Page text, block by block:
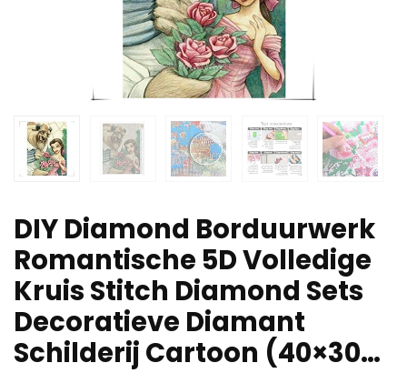
DIY Diamond Borduurwerk
Romantische 5D Volledige
Kruis Stitch Diamond Sets
Decoratieve Diamant
Schilderij Cartoon (40×30…